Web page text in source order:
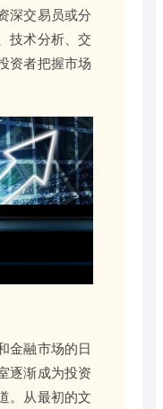
深交易员或分
技术分析、交
资者把握市场
金融市场的日
逐渐成为投资
。从最初的文